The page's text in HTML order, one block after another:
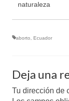
naturaleza
aborto Ecuador
Deja una
Tu dirección de